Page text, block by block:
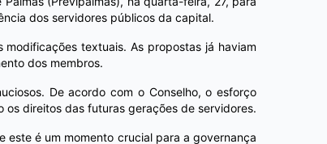
dos servidores públicos da capital.
textuais. As propostas já haviam
dos membros.
De acordo com o Conselho, o esforço
direitos das futuras gerações de servidores.
este é um momento crucial para a governança